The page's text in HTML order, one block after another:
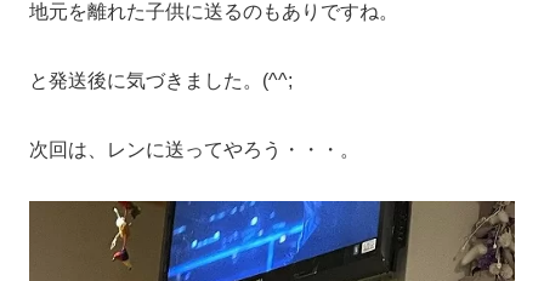
地元を離れた子供に送るのもありですね。
と発送後に気づきました。(^^;
次回は、レンに送ってやろう・・・。